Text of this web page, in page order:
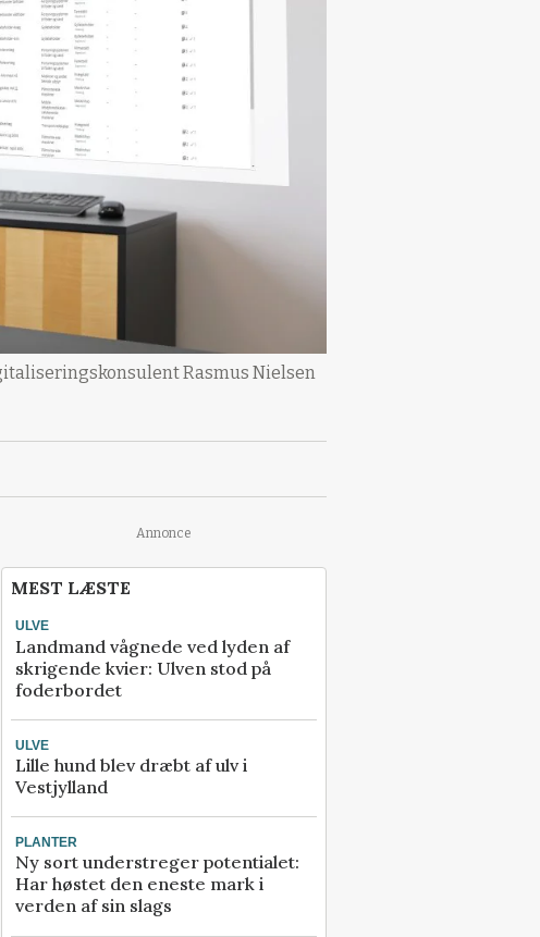
Rasmus Nielsen
Annonce
MEST LÆSTE
ULVE
Landmand vågnede ved lyden af
skrigende kvier: Ulven stod på
foderbordet
ULVE
Lille hund blev dræbt af ulv i
Vestjylland
PLANTER
Ny sort understreger potentialet:
Har høstet den eneste mark i
verden af sin slags